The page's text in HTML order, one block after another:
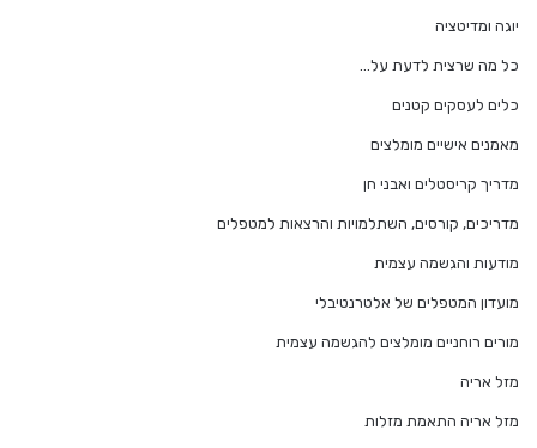
יוגה ומדיטציה
כל מה שרצית לדעת על…
כלים לעסקים קטנים
מאמנים אישיים מומלצים
מדריך קריסטלים ואבני חן
מדריכים, קורסים, השתלמויות והרצאות למטפלים
מודעות והגשמה עצמית
מועדון המטפלים של אלטרנטיבלי
מורים רוחניים מומלצים להגשמה עצמית
מזל אריה
מזל אריה התאמת מזלות